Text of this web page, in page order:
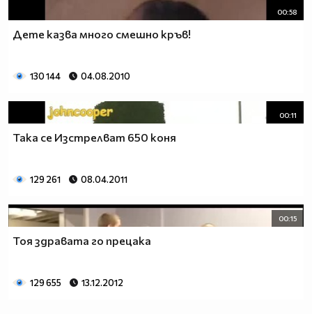
00:58
Дете казва много смешно кръв!
130 144 04.08.2010
00:11
Така се Изстрелват 650 коня
129 261 08.04.2011
00:15
Тоя здравата го прецака
129 655 13.12.2012